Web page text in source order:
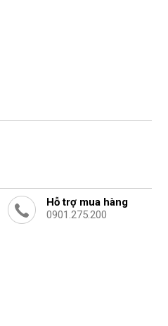
Hỗ trợ mua hàng
0901.275.200